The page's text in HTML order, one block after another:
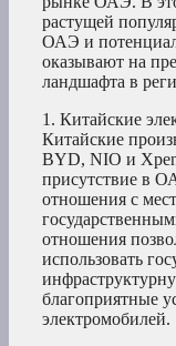
растущей
ОАЭ и
оказывают на
ландшафта в
1. Китайские
Китайские
BYD, NIO и
присутствие в
отношения с
отношения
использовать
благоприятные
электромобилей.